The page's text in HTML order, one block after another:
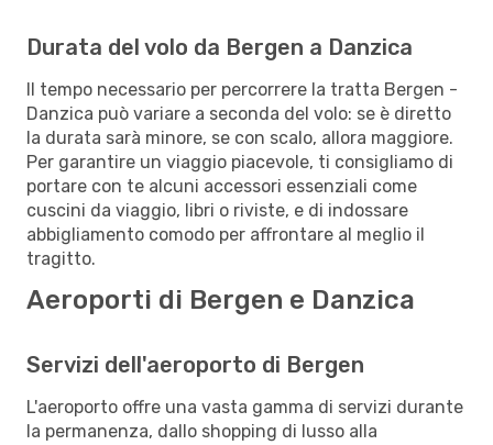
Durata del volo da Bergen a Danzica
Il tempo necessario per percorrere la tratta Bergen -
Danzica può variare a seconda del volo: se è diretto
la durata sarà minore, se con scalo, allora maggiore.
Per garantire un viaggio piacevole, ti consigliamo di
portare con te alcuni accessori essenziali come
cuscini da viaggio, libri o riviste, e di indossare
abbigliamento comodo per affrontare al meglio il
tragitto.
Aeroporti di Bergen e Danzica
Servizi dell'aeroporto di Bergen
L'aeroporto offre una vasta gamma di servizi durante
la permanenza, dallo shopping di lusso alla